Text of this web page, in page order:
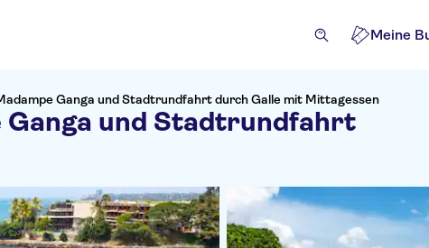
Meine
Ganga und Stadtrundfahrt durch Galle mit Mittagessen
Ganga und Stadtrundfahrt